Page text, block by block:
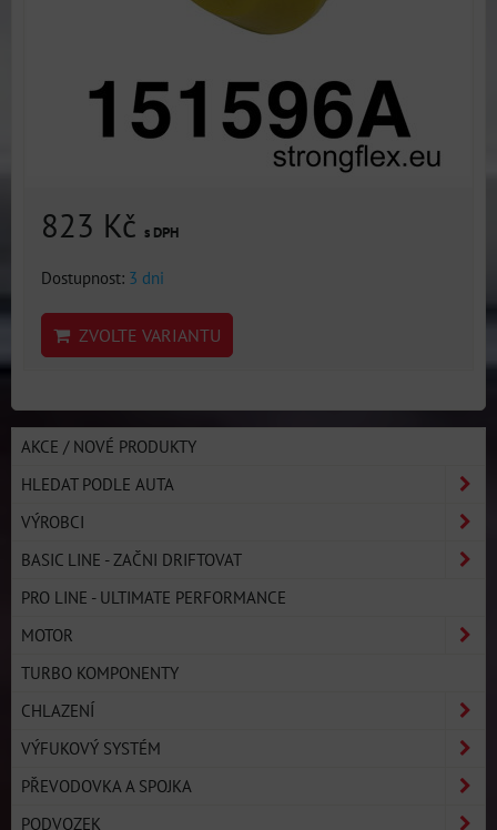
823 Kč s DPH
Dostupnost: 3 dni
ZVOLTE VARIANTU
AKCE / NOVÉ PRODUKTY
HLEDAT PODLE AUTA
VÝROBCI
BASIC LINE - ZAČNI DRIFTOVAT
PRO LINE - ULTIMATE PERFORMANCE
MOTOR
TURBO KOMPONENTY
CHLAZENÍ
VÝFUKOVÝ SYSTÉM
PŘEVODOVKA A SPOJKA
PODVOZEK